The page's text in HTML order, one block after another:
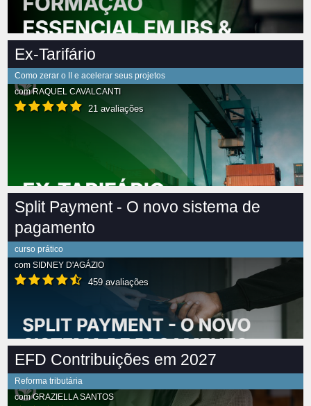
Ex-Tarifário
Como zerar o II e acelerar seus projetos
comRAQUEL CAVALCANTI
21 avaliações
Split Payment - O novo sistema de
pagamento
curso prático
com SIDNEY D'AGÁZIO
459 avaliações
EFD Contribuições em 2027
Reforma tributária
comGRAZIELLA SANTOS